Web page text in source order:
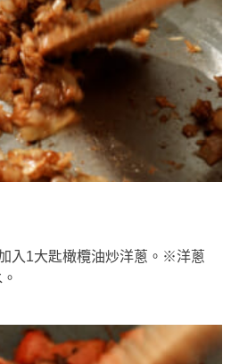
入1大匙橄欖油炒洋蔥。※洋蔥